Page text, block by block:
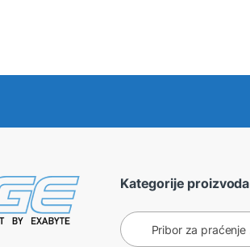
Kategorije proizvoda
Pribor za praćenje (6)